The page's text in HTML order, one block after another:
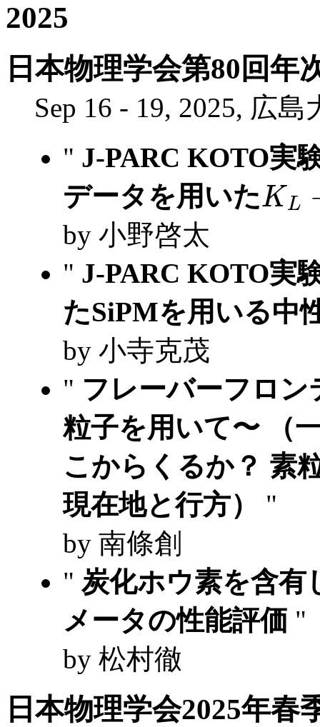
2025
日本物理学会第80回年
Sep 16 - 19, 2025, 広島
" J-PARC KOTO実
データを用いた KL
by 小野啓太
" J-PARC KOTO実
たSiPMを用いる中
by 小寺克茂
" フレーバーフロン
粒子を用いて〜 （
こからくるか？ 素
現在地と行方） "
by 南條創
" 炭化ホウ素を含有
メータの性能評価 "
by 松村徹
日本物理学会2025年春